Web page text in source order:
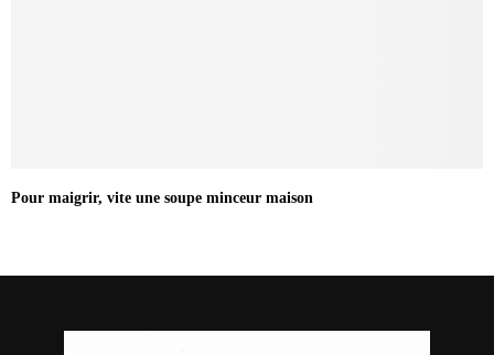
Pour maigrir, vite une soupe minceur maison